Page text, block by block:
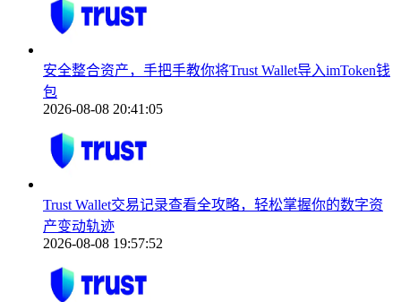
安全整合资产，手把手教你将Trust Wallet导入imToken钱
包
2026-08-08 20:41:05
Trust Wallet交易记录查看全攻略，轻松掌握你的数字资
产变动轨迹
2026-08-08 19:57:52